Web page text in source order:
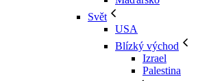
Svět
USA
Blízký východ
Izrael
Palestina